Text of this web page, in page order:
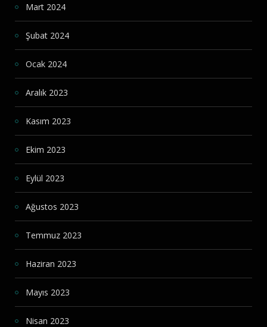
Mart 2024
Şubat 2024
Ocak 2024
Aralık 2023
Kasım 2023
Ekim 2023
Eylül 2023
Ağustos 2023
Temmuz 2023
Haziran 2023
Mayıs 2023
Nisan 2023